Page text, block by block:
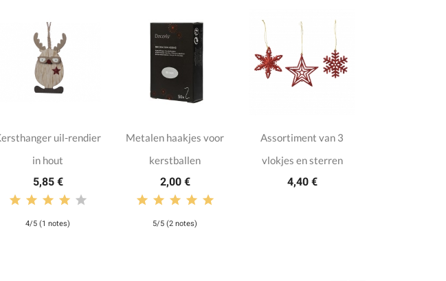
uil-rendier
in hout
5,85 €
4/5 (1 notes)
Metalen haakjes voor
kerstballen
2,00 €
5/5 (2 notes)
Assortiment van 3
vlokjes en sterren
4,40 €